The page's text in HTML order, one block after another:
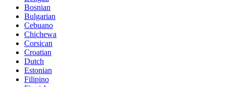
Bosnian
Bulgarian
Cebuano
Chichewa
Corsican
Croatian
Dutch
Estonian
Filipino